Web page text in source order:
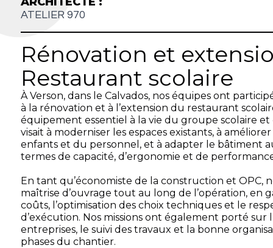
ATELIER 970
Rénovation et
Restaurant scolaire
À Verson, dans le Calvados, nos équipes ont
à la rénovation et à l’extension du restaurant
équipement essentiel à la vie du groupe scolaire
visait à moderniser les espaces existants, à
enfants et du personnel, et à adapter le bâtiment
termes de capacité, d’ergonomie et de
En tant qu’économiste de la construction et OPC,
maîtrise d’ouvrage tout au long de l’opération, en
coûts, l’optimisation des choix techniques et le
d’exécution. Nos missions ont également porté sur
entreprises, le suivi des travaux et la bonne
phases du chantier.